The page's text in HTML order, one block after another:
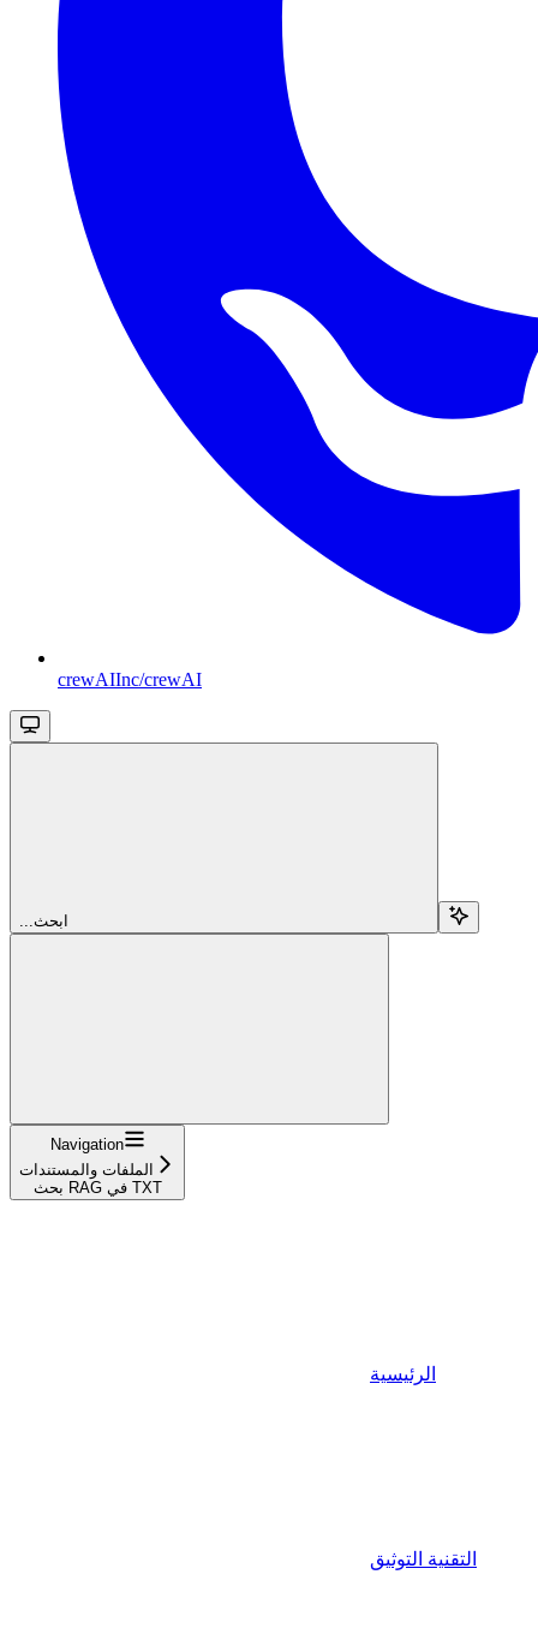
crewAIInc/crewAI
...ابحث
Navigation
الملفات والمستندات
بحث RAG في TXT
الرئيسية
التقنية التوثيق